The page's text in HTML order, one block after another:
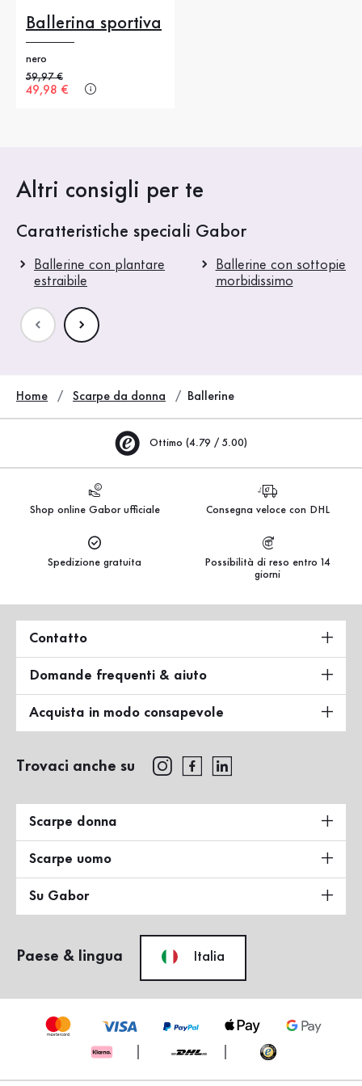
Ballerina sportiva
nero
Prezzo precedente
59,97 €
Nuovo prezzo
49,98 €
Altri consigli per te
Caratteristiche speciali Gabor
Ballerine con plantare
estraibile
Ballerine con sottopiede
morbidissimo
Home Scarpe da donna Ballerine
Ottimo (4.79 / 5.00)
Shop online Gabor ufficiale Consegna veloce con DHL
Spedizione gratuita
Possibilità di reso entro 14
giorni
Contatto
Domande frequenti & aiuto
Acquista in modo consapevole
Trovaci anche su
Scarpe donna
Scarpe uomo
Su Gabor
Paese & lingua Italia